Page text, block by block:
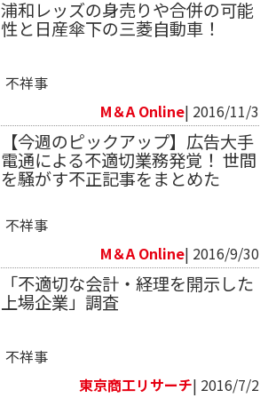
浦和レッズの身売りや合併の可能
性と日産傘下の三菱自動車！
不祥事
M＆A Online| 2016/11/3
【今週のピックアップ】広告大手
電通による不適切業務発覚！ 世間
を騒がす不正記事をまとめた
不祥事
M＆A Online| 2016/9/30
「不適切な会計・経理を開示した
上場企業」調査
不祥事
東京商工リサーチ| 2016/7/2